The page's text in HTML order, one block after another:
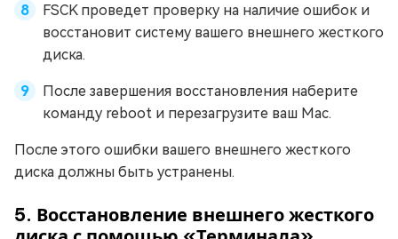
FSCK проведет проверку на наличие ошибок и
восстановит систему вашего внешнего жесткого
диска.
После завершения восстановления наберите
команду reboot и перезагрузите ваш Mac.
После этого ошибки вашего внешнего жесткого
диска должны быть устранены.
5. Восстановление внешнего жесткого